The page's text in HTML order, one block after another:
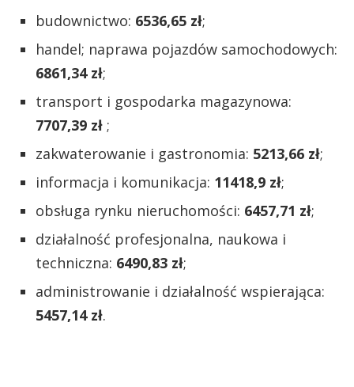
budownictwo: 6536,65 zł;
handel; naprawa pojazdów samochodowych:
6861,34 zł;
transport i gospodarka magazynowa:
7707,39 zł ;
zakwaterowanie i gastronomia: 5213,66 zł;
informacja i komunikacja: 11418,9 zł;
obsługa rynku nieruchomości: 6457,71 zł;
działalność profesjonalna, naukowa i
techniczna: 6490,83 zł;
administrowanie i działalność wspierająca:
5457,14 zł.